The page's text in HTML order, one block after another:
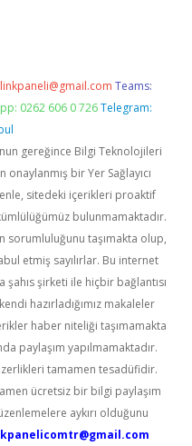
Teams:
0262 606 0 726 Telegram:
gereğince Bilgi Teknolojileri
bir Yer Sağlayıcı
sitedeki içerikleri proaktif
bulunmamaktadır.
sorumluluğunu taşımakta olup,
etmiş sayılırlar. Bu internet
şirketi ile hiçbir bağlantısı
hazırladığımız makaleler
haber niteliği taşımamakta
paylaşım yapılmamaktadır.
tamamen tesadüfidir.
ücretsiz bir bilgi paylaşım
aykırı olduğunu